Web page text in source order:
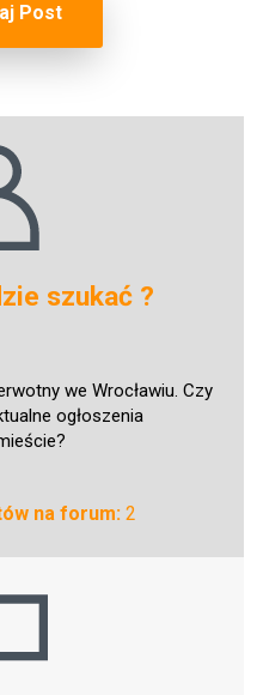
Post
szukać ?
we Wrocławiu. Czy
ogłoszenia
na forum:2